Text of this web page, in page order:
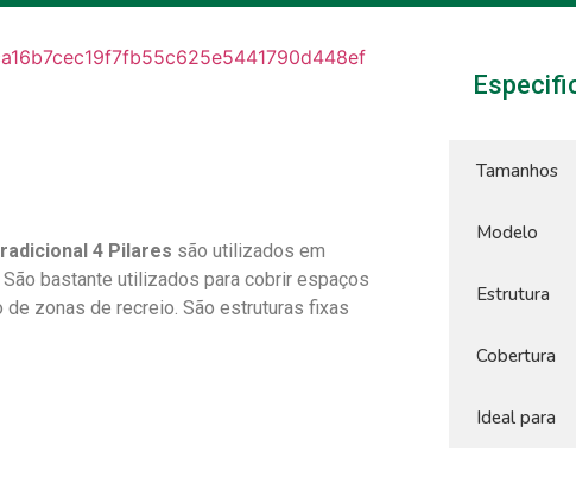
4 Pilares são utilizados em
bastante utilizados para cobrir espaços
zonas de recreio. São estruturas fixas
Tamanhos
Modelo
Estrutura
Cobertura
Ideal para